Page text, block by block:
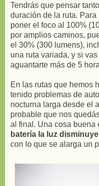
Tendrás que pensar
duración de la ruta.
poner el foco al 100%
por amplios caminos,
el 30% (300 lumens),
una ruta variada, y si
aguantarte más de 5
En las rutas que hemos
tenido problemas de
nocturna larga desde el
probable que nos
al final. Una cosa buena
batería la luz
con lo que se alarga un